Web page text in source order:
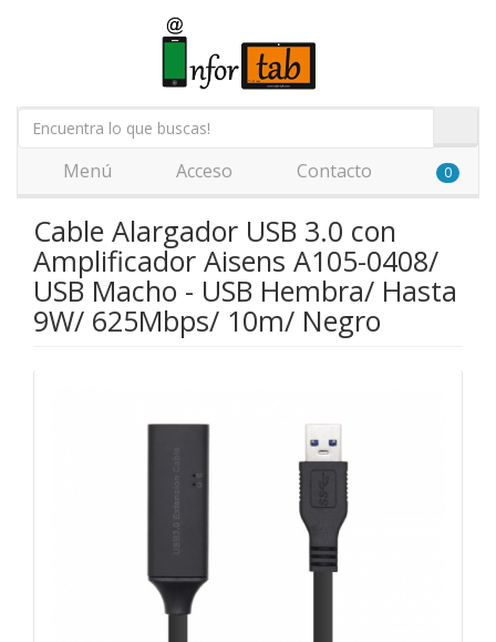
Menú Acceso Contacto 0
Cable Alargador USB 3.0 con
Amplificador Aisens A105-0408/
USB Macho - USB Hembra/ Hasta
9W/ 625Mbps/ 10m/ Negro